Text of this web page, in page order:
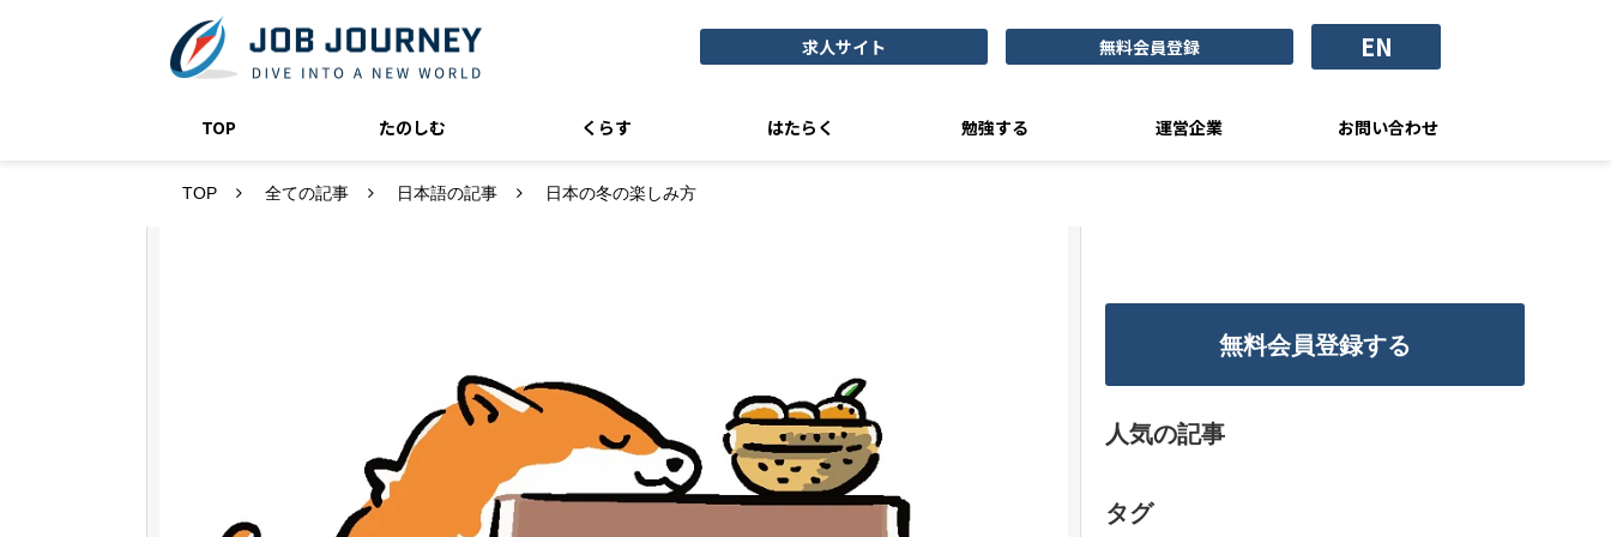
求人サイト 無料会員登録 EN
TOP たのしむ くらす はたらく 勉強する 運営企業 お問い合わせ
TOP 全ての記事 日本語の記事 日本の冬の楽しみ方
無料会員登録する
人気の記事
タグ